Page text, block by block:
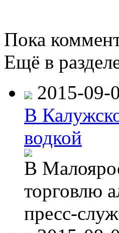
Пока
Ещё в
2015-09-
В
водкой
В
торговлю
пресс-